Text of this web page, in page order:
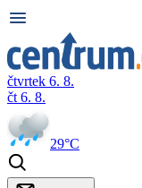
čtvrtek 6. 8.
čt 6. 8.
29°C